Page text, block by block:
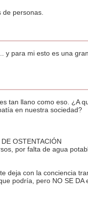
personas.
y para mi esto es una
tan llano como eso. ¿A
en nuestra sociedad?
OSTENTACIÓN
por falta de agua
deja con la conciencia
podría, pero NO SE DA